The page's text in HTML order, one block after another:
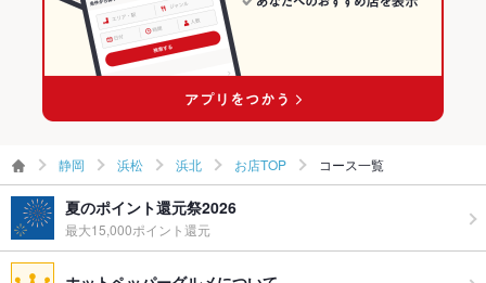
遠州小松駅 × 居酒屋
遠州小松駅 × 和風
静岡 × 和風
静岡 浜松 浜北 お店TOP コース一覧
夏のポイント還元祭2026
最大15,000ポイント還元